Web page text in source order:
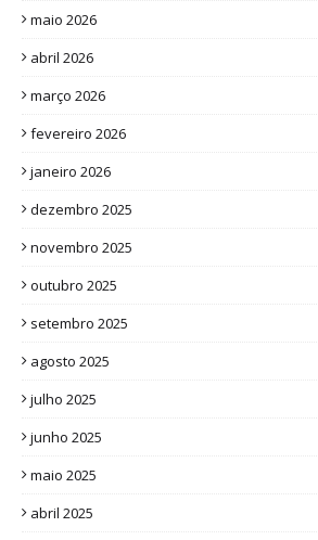
maio 2026
abril 2026
março 2026
fevereiro 2026
janeiro 2026
dezembro 2025
novembro 2025
outubro 2025
setembro 2025
agosto 2025
julho 2025
junho 2025
maio 2025
abril 2025